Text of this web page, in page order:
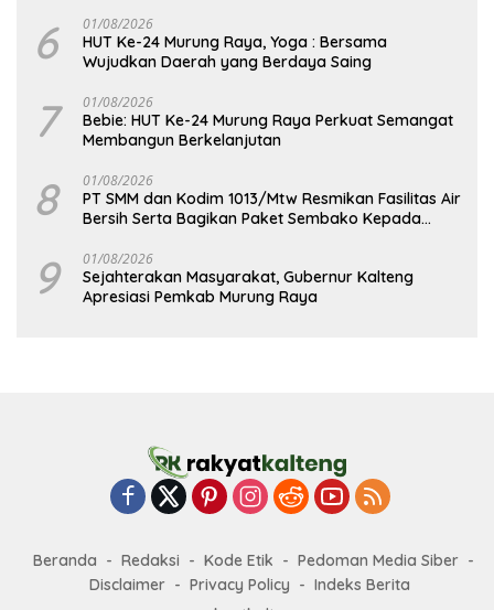
6 01/08/2026
HUT Ke-24 Murung Raya, Yoga : Bersama
Wujudkan Daerah yang Berdaya Saing
7 01/08/2026
Bebie: HUT Ke-24 Murung Raya Perkuat Semangat
Membangun Berkelanjutan
8 01/08/2026
PT SMM dan Kodim 1013/Mtw Resmikan Fasilitas Air
Bersih Serta Bagikan Paket Sembako Kepada
9 01/08/2026
Sejahterakan Masyarakat, Gubernur Kalteng
Apresiasi Pemkab Murung Raya
Beranda Redaksi Kode Etik
Pedoman Media Siber
Disclaimer
Privacy Policy
Indeks Berita